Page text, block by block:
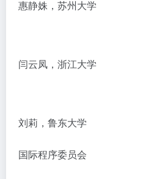
惠静姝，苏州大学
闫云凤，浙江大学
刘莉，鲁东大学
国际程序委员会